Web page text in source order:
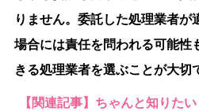
りません。委託した処理業者が
場合には責任を問われる可能性
きる処理業者を選ぶことが大切
【関連記事】ちゃんと知りた